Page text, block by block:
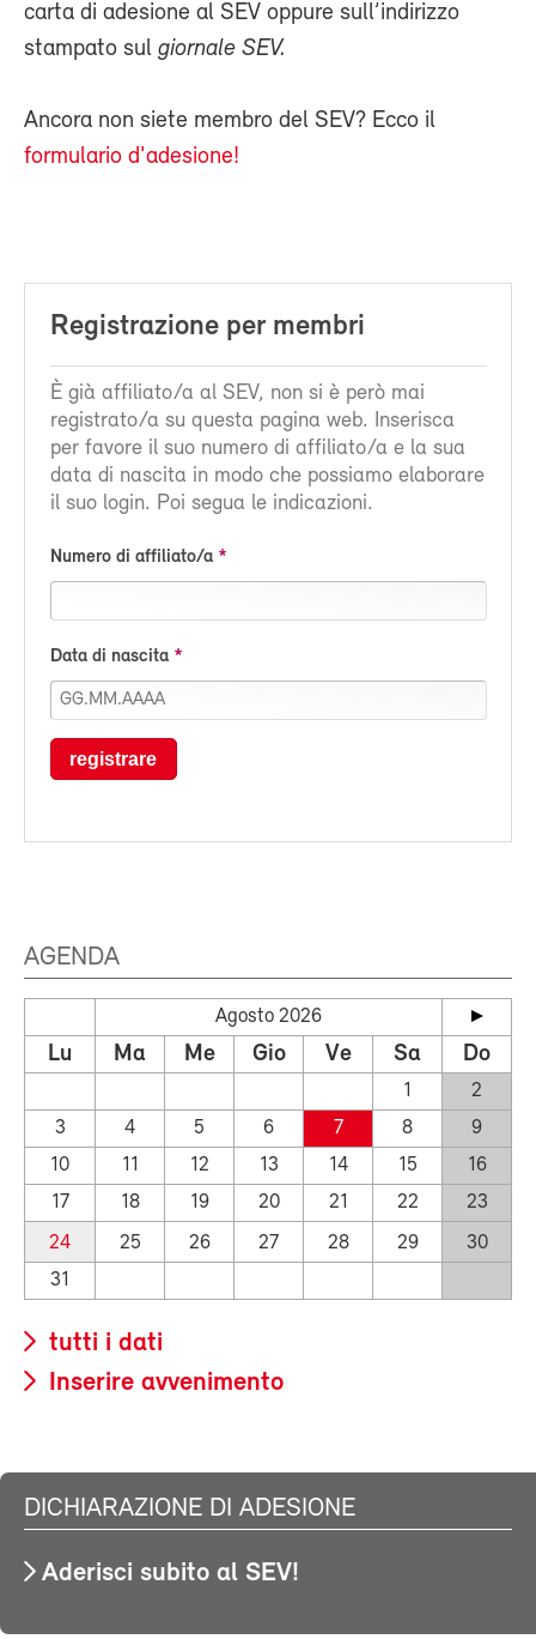
carta di adesione al SEV oppure sull’indirizzo
stampato sul giornale SEV.
Ancora non siete membro del SEV? Ecco il
formulario d'adesione!
Registrazione per membri
È già affiliato/a al SEV, non si è però mai
registrato/a su questa pagina web. Inserisca
per favore il suo numero di affiliato/a e la sua
data di nascita in modo che possiamo elaborare
il suo login. Poi segua le indicazioni.
Numero di affiliato/a
Data di nascita
registrare
AGENDA
Agosto 2026
Lu Ma Me Gio Ve Sa Do
1
2
3
4 5 6 7 8
9
10
11 12 13 14 15
16
17
18 19 20 21 22
23
24
25 26 27 28 29
30
31
tutti i dati
Inserire avvenimento
DICHIARAZIONE DI ADESIONE
Aderisci subito al SEV!